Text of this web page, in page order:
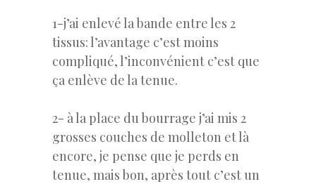
1-j’ai enlevé la bande entre les 2
tissus: l’avantage c’est moins
compliqué, l’inconvénient c’est que
ça enlève de la tenue.
2- à la place du bourrage j’ai mis 2
grosses couches de molleton et là
encore, je pense que je perds en
tenue, mais bon, après tout c’est un